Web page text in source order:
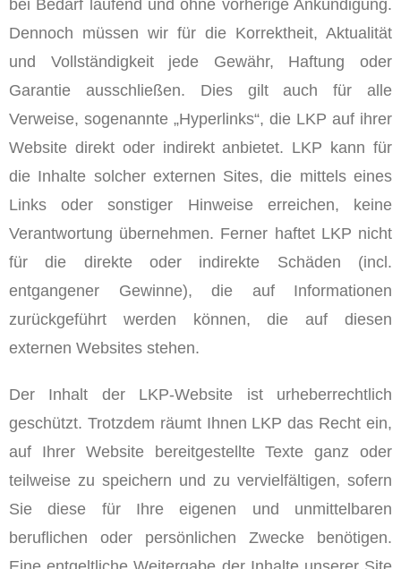
bei Bedarf laufend und ohne vorherige Ankündigung.
Dennoch müssen wir für die Korrektheit, Aktualität
und Vollständigkeit jede Gewähr, Haftung oder
Garantie ausschließen. Dies gilt auch für alle
Verweise, sogenannte „Hyperlinks“, die LKP auf ihrer
Website direkt oder indirekt anbietet. LKP kann für
die Inhalte solcher externen Sites, die mittels eines
Links oder sonstiger Hinweise erreichen, keine
Verantwortung übernehmen. Ferner haftet LKP nicht
für die direkte oder indirekte Schäden (incl.
entgangener Gewinne), die auf Informationen
zurückgeführt werden können, die auf diesen
externen Websites stehen.
Der Inhalt der LKP-Website ist urheberrechtlich
geschützt. Trotzdem räumt Ihnen LKP das Recht ein,
auf Ihrer Website bereitgestellte Texte ganz oder
teilweise zu speichern und zu vervielfältigen, sofern
Sie diese für Ihre eigenen und unmittelbaren
beruflichen oder persönlichen Zwecke benötigen.